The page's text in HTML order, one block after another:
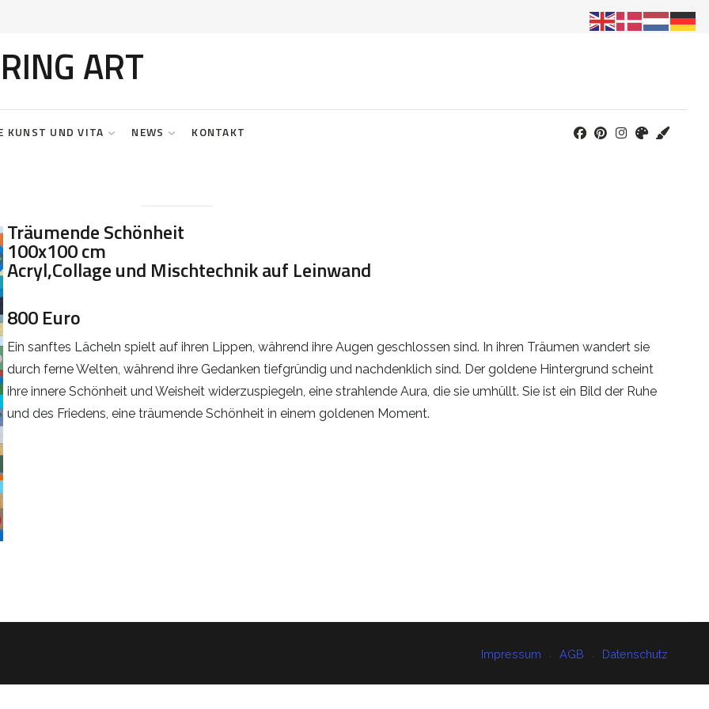
ART
KUNST UND VITA NEWS KONTAKT
Träumende Schönheit
100x100 cm
Acryl,Collage und Mischtechnik auf Leinwand
800 Euro
Ein sanftes Lächeln spielt auf ihren Lippen, während ihre Augen geschlossen sind. In ihren Träumen wandert sie
durch ferne Welten, während ihre Gedanken tiefgründig und nachdenklich sind. Der goldene Hintergrund scheint
ihre innere Schönheit und Weisheit widerzuspiegeln, eine strahlende Aura, die sie umhüllt. Sie ist ein Bild der Ruhe
und des Friedens, eine träumende Schönheit in einem goldenen Moment.
Impressum AGB Datenschutz